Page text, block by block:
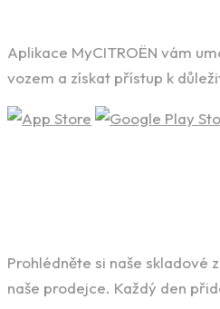
Aplikace MyCITROËN vám
vozem a získat přístup k
Prohlédněte si naše skladové
naše prodejce. Každý den